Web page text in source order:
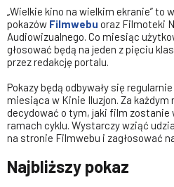
„Wielkie kino na wielkim ekranie” to
pokazów Filmwebu oraz Filmoteki
Audiowizualnego. Co miesiąc
głosować będą na jeden z pięciu
przez redakcję portalu.
Pokazy będą odbywały się
miesiąca w Kinie Iluzjon. Za
decydować o tym, jaki film zostanie
ramach cyklu. Wystarczy wziąć
na stronie Filmwebu i zagłosować
Najbliższy pokaz